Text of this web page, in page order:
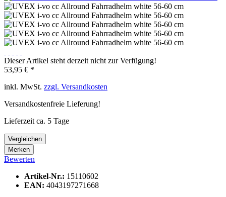
Dieser Artikel steht derzeit nicht zur Verfügung!
53,95 € *
inkl. MwSt. zzgl. Versandkosten
Versandkostenfreie Lieferung!
Lieferzeit ca. 5 Tage
Vergleichen
Merken
Bewerten
Artikel-Nr.: 15110602
EAN: 4043197271668